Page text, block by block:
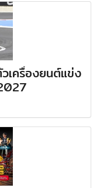
เครื่องยนต์แข่ง